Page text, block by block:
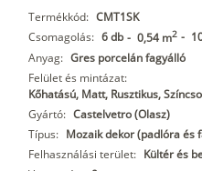
Termékkód: CMT1SK
Csomagolás: 6 db - 0,54 m2 -
Anyag: Gres porcelán fagyálló
Felület és mintázat:
Kőhatású, Matt, Rusztikus,
Gyártó: Castelvetro (Olasz)
Típus: Mozaik dekor (padlóra és
Felhasználási terület: Kültér és